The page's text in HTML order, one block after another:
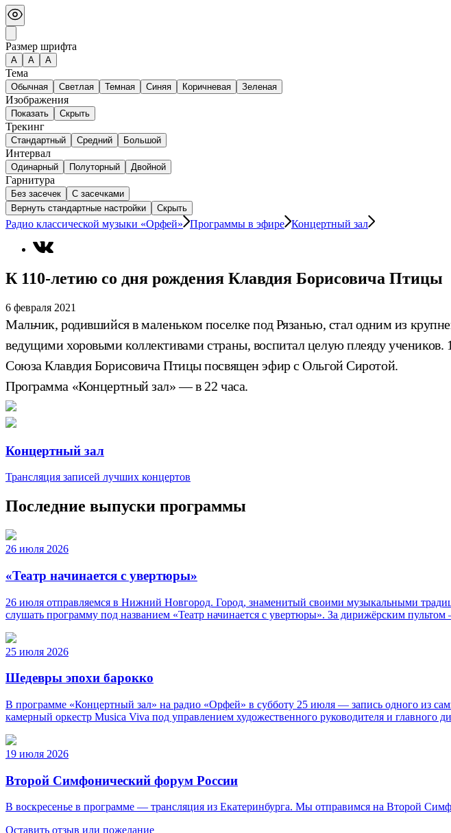
Размер шрифта
А A A
Тема
Обычная Светлая Темная Синяя Коричневая Зеленая
Изображения
Показать Скрыть
Трекинг
Стандартный Средний Большой
Интервал
Одинарный Полуторный Двойной
Гарнитура
Без засечек
С засечками
Вернуть стандартные настройки
Скрыть
Радио классической музыки «Орфей» Программы в эфире Концертный зал
К 110-летию со дня рождения Клавдия Борисовича Птицы
6 февраля 2021
Мальчик, родившийся в маленьком поселке под Рязанью, стал одним из
ведущими хоровыми коллективами страны, воспитал целую плеяду учеников.
Союза Клавдия Борисовича Птицы посвящен эфир с Ольгой Сиротой.
Программа «Концертный зал» — в 22 часа.
Концертный зал
Трансляция записей лучших концертов
Последние выпуски программы
26 июля 2026
«Театр начинается с увертюры»
26 июля отправляемся в Нижний Новгород. Город, знаменитый своими музыкальными
слушать программу под названием «Театр начинается с увертюры». За дирижёрским
25 июля 2026
Шедевры эпохи барокко
В программе «Концертный зал» на радио «Орфей» в субботу 25 июля — запись одного из
камерный оркестр Musica Viva под управлением художественного руководителя и главного
19 июля 2026
Второй Симфонический форум России
В воскресенье в программе — трансляция из Екатеринбурга. Мы отправимся на Второй
Оставить отзыв или пожелание